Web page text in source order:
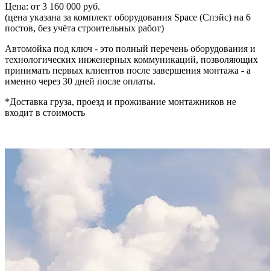
Цена: от 3 160 000 руб.
(цена указана за комплект оборудования Space (Спэйс) на 6
постов, без учёта строительных работ)
Автомойка под ключ - это полный перечень оборудования и
технологических инженерных коммуникаций, позволяющих
принимать первых клиентов после завершения монтажа - а
именно через 30 дней после оплаты.
*Доставка груза, проезд и проживание монтажников не
входит в стоимость